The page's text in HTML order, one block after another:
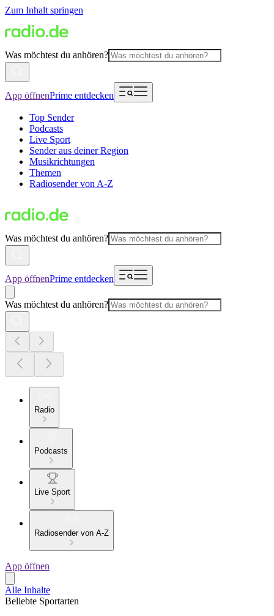
Zum Inhalt springen
Was möchtest du anhören?
App öffnenPrime entdecken
Top Sender
Podcasts
Live Sport
Sender aus deiner Region
Musikrichtungen
Themen
Radiosender von A-Z
Was möchtest du anhören?
App öffnenPrime entdecken
Was möchtest du anhören?
Radio
Podcasts
Live Sport
Radiosender von A-Z
App öffnen
Alle Inhalte
Beliebte Sportarten